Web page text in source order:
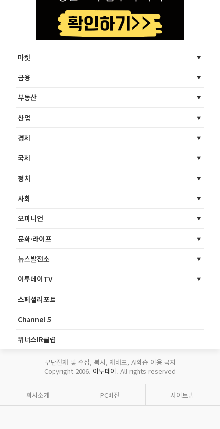
마켓
금융
부동산
산업
경제
국제
정치
사회
오피니언
문화·라이프
뉴스발전소
이투데이TV
스페셜리포트
Channel 5
위너스IR클럽
무단전재 및 수집, 복사, 재배포, AI학습 이용 금지
Copyright 2006. 이투데이. All rights reserved
회사소개 PC버전 사이트맵